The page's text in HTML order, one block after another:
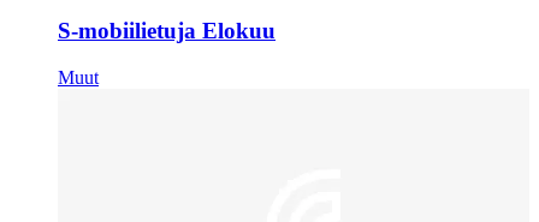
S-mobiilietuja Elokuu
Muut